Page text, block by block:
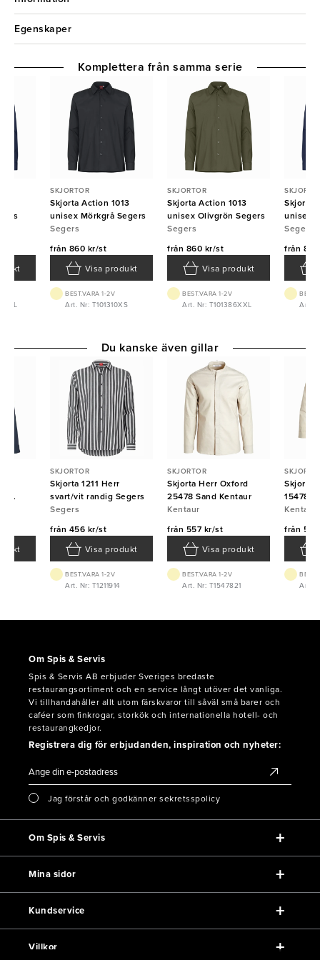
Egenskaper
SKJORTOR
Skjorta Action 1013
unisex Mörkgrå Segers
Segers
från 860 kr/st
Visa produkt
BEST.VARA 1-2V
Art. Nr: T101310XS
SKJORTOR
Skjorta Action 1013
unisex Olivgrön Segers
Segers
från 860 kr/st
Visa produkt
BEST.VARA 1-2V
Art. Nr: T101386XXL
Skjorta
unisex
Segers
från
Art.
Komplettera från samma serie
SKJORTOR
Skjorta 1211 Herr
svart/vit randig Segers
Segers
från 456 kr/st
Visa produkt
BEST.VARA 1-2V
Art. Nr: T1211914
SKJORTOR
Skjorta Herr Oxford
25478 Sand Kentaur
Kentaur
från 557 kr/st
Visa produkt
BEST.VARA 1-2V
Art. Nr: T1547821
Skjorta
15478
Kentaur
Kentaur
från
Art.
Du kanske även gillar
Om Spis & Servis
Spis & Servis AB erbjuder Sveriges bredaste
restaurangsortiment och en service långt utöver det vanliga.
Vi tillhandahåller allt utom färskvaror till såväl små barer och
caféer som finkrogar, storkök och internationella hotell- och
restaurangkedjor.
Registrera dig för erbjudanden, inspiration och nyheter:
Jag förstår och godkänner sekretsspolicy
Om Spis & Servis
Mina sidor
Kundservice
Villkor